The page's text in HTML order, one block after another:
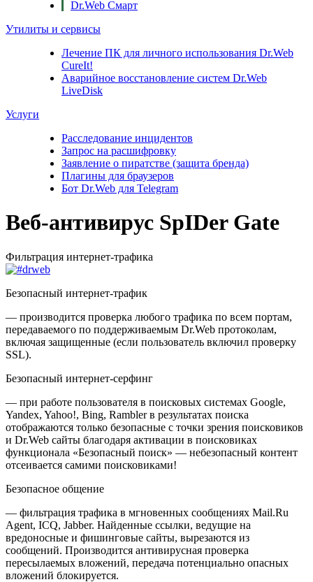
Dr.Web Смарт
Утилиты и сервисы
Лечение ПК для личного использования Dr.Web
CureIt!
Аварийное восстановление систем Dr.Web
LiveDisk
Услуги
Расследование инцидентов
Запрос на расшифровку
Заявление о пиратстве (защита бренда)
Плагины для браузеров
Бот Dr.Web для Telegram
Веб-антивирус SpIDer Gate
Фильтрация интернет-трафика
Безопасный интернет-трафик
— производится проверка любого трафика по всем портам,
передаваемого по поддерживаемым Dr.Web протоколам,
включая защищенные (если пользователь включил проверку
SSL).
Безопасный интернет-серфинг
— при работе пользователя в поисковых системах Google,
Yandex, Yahoo!, Bing, Rambler в результатах поиска
отображаются только безопасные с точки зрения поисковиков
и Dr.Web сайты благодаря активации в поисковиках
функционала «Безопасный поиск» — небезопасный контент
отсеивается самими поисковиками!
Безопасное общение
— фильтрация трафика в мгновенных сообщениях Mail.Ru
Agent, ICQ, Jabber. Найденные ссылки, ведущие на
вредоносные и фишинговые сайты, вырезаются из
сообщений. Производится антивирусная проверка
пересылаемых вложений, передача потенциально опасных
вложений блокируется.